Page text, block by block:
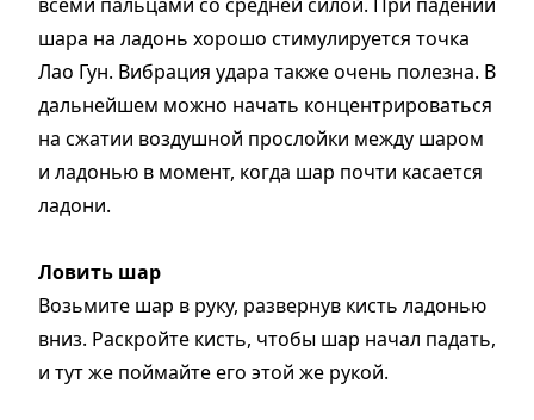
всеми пальцами со средней силой. При падении
шара на ладонь хорошо стимулируется точка
Лао Гун. Вибрация удара также очень полезна. В
дальнейшем можно начать концентрироваться
на сжатии воздушной прослойки между шаром
и ладонью в момент, когда шар почти касается
ладони.
Ловить шар
Возьмите шар в руку, развернув кисть ладонью
вниз. Раскройте кисть, чтобы шар начал падать,
и тут же поймайте его этой же рукой.